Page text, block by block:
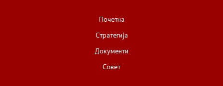
Почетна
Стратегија
Документи
Совет